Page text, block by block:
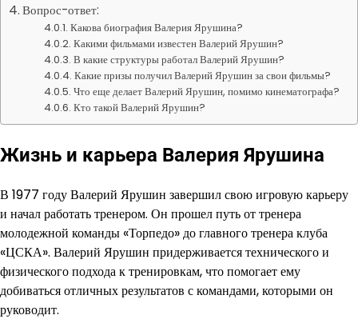
Вопрос-ответ:
Какова биография Валерия Ярушина?
Какими фильмами известен Валерий Ярушин?
В какие структуры работал Валерий Ярушин?
Какие призы получил Валерий Ярушин за свои фильмы?
Что еще делает Валерий Ярушин, помимо кинематографа?
Кто такой Валерий Ярушин?
Жизнь и карьера Валерия Ярушина
В 1977 году Валерий Ярушин завершил свою игровую карьеру
и начал работать тренером. Он прошел путь от тренера
молодежной команды «Торпедо» до главного тренера клуба
«ЦСКА». Валерий Ярушин придерживается технического и
физического подхода к тренировкам, что помогает ему
добиваться отличных результатов с командами, которыми он
руководит.